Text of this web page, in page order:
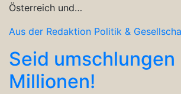
Österreich und…
Aus der Redaktion Politik &
Seid umschlungen
Millionen!